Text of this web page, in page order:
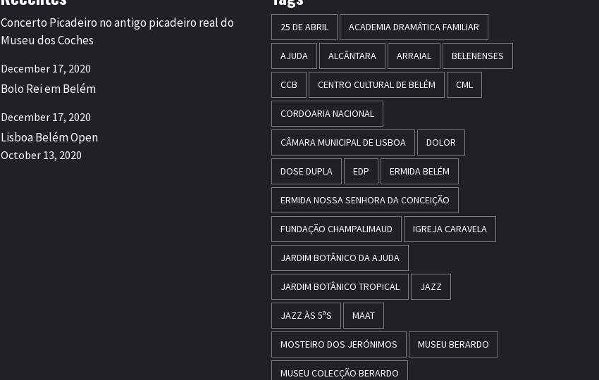
Concerto Picadeiro no antigo picadeiro real do
Museu dos Coches
December 17, 2020
Bolo Rei em Belém
December 17, 2020
Lisboa Belém Open
October 13, 2020
25 DE ABRIL ACADEMIA DRAMÁTICA FAMILIAR
AJUDA ALCÂNTARA ARRAIAL BELENENSES
CCB CENTRO CULTURAL DE BELÉM CML
CORDOARIA NACIONAL
CÂMARA MUNICIPAL DE LISBOA DOLOR
DOSE DUPLA EDP ERMIDA BELÉM
ERMIDA NOSSA SENHORA DA CONCEIÇÃO
FUNDAÇÃO CHAMPALIMAUD IGREJA CARAVELA
JARDIM BOTÂNICO DA AJUDA
JARDIM BOTÂNICO TROPICAL JAZZ
JAZZ ÀS 5ªS MAAT
MOSTEIRO DOS JERÓNIMOS MUSEU BERARDO
MUSEU COLECÇÃO BERARDO